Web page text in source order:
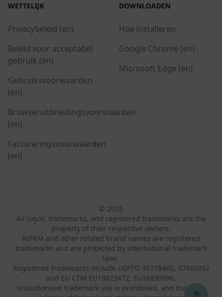
WETTELIJK
Privacybeleid (en)
Beleid voor acceptabel
gebruik (en)
Gebruiksvoorwaarden
(en)
Browseruitbreidingsvoorwaarden
(en)
Factureringsvoorwaarden
(en)
DOWNLOADEN
Hoe installeren
Google Chrome (en)
Microsoft Edge (en)
© 2026
All logos, trademarks, and registered trademarks are the
property of their respective owners.
AIPRM and other related brand names are registered
trademarks and are protected by international trademark
laws.
Registered trademarks include USPTO 97778465, 97866052
and EU CTM EU18823472, EU18830896.
Unauthorized trademark use is prohibited, and may be a